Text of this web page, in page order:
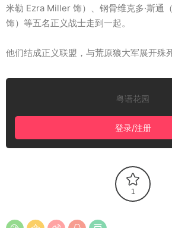
米勒 Ezra Miller 饰）、钢骨维克多·斯通
饰）等五名正义战士走到一起。
他们结成正义联盟，与荒原狼大军展开殊
粤语花园
登录/注册
1